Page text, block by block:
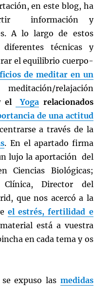
en este blog, ha
información y
A lo largo de estos
técnicas y
el equilibrio cuerpo-
de meditar en un
relajación
el Yoga relacionados
de una actitud
a través de la
. En el apartado firma
lujo la aportación del
Ciencias Biológicas;
Director del
que nos acercó a la
el estrés, fertilidad e
está a vuestra
en cada tema y os
expuso las medidas